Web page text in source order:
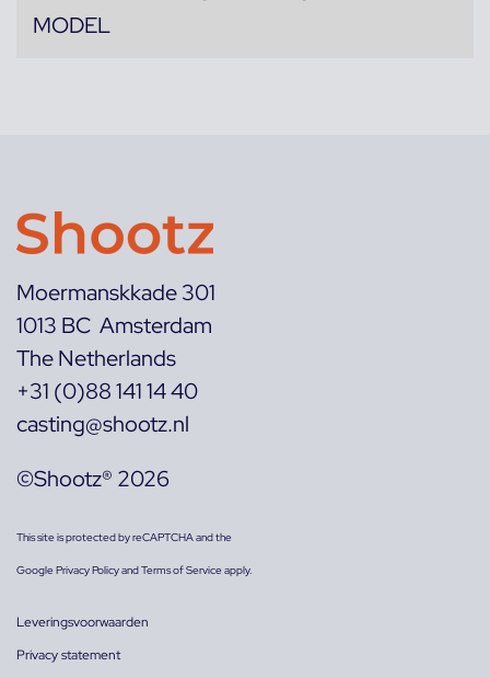
MODEL
Moermanskkade 301
1013 BC Amsterdam
The Netherlands
+31 (0)88 141 14 40
casting@shootz.nl
©Shootz® 2026
This site is protected by reCAPTCHA and the
GooglePrivacy PolicyandTerms of Serviceapply.
Leveringsvoorwaarden
Privacy statement